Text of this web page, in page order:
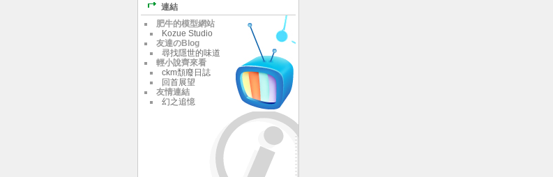
連結
肥牛的模型網站
Kozue Studio
友達のBlog
尋找隱世的味道
輕小說齊來看
ckm頹廢日誌
回首展望
友情連結
幻之追憶